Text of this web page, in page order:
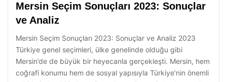
Mersin Seçim Sonuçları 2023: Sonuçlar
ve Analiz
Mersin Seçim Sonuçları 2023: Sonuçlar ve Analiz 2023
Türkiye genel seçimleri, ülke genelinde olduğu gibi
Mersin’de de büyük bir heyecanla gerçekleşti. Mersin, hem
coğrafi konumu hem de sosyal yapısıyla Türkiye’nin önemli